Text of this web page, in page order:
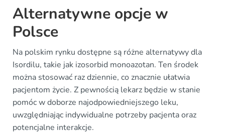
Alternatywne opcje w
Polsce
Na polskim rynku dostępne są różne alternatywy dla
Isordilu, takie jak izosorbid monoazotan. Ten środek
można stosować raz dziennie, co znacznie ułatwia
pacjentom życie. Z pewnością lekarz będzie w stanie
pomóc w doborze najodpowiedniejszego leku,
uwzględniając indywidualne potrzeby pacjenta oraz
potencjalne interakcje.